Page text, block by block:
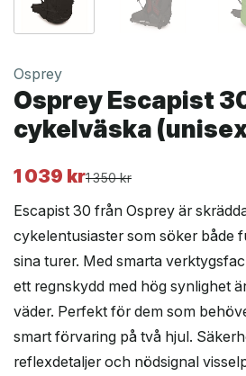
Osprey
Osprey Escapist
cykelväska
1 350kr
Det
priset
var:
1
350 kr.
1 039 kr
Det
priset
är:
1
039 kr.
Escapist 30 från Osprey är
cykelentusiaster som söker både
sina turer. Med smarta
ett regnskydd med hög synlighet
väder. Perfekt för dem som
smart förvaring på två hjul.
reflexdetaljer och nödsignal